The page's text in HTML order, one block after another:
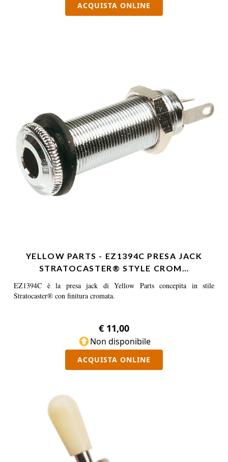
ACQUISTA ONLINE
YELLOW PARTS - EZ1394C PRESA JACK
STRATOCASTER® STYLE CROM…
EZ1394C è la presa jack di Yellow Parts concepita in stile
Stratocaster® con finitura cromata.
€ 11,00
Non disponibile
ACQUISTA ONLINE